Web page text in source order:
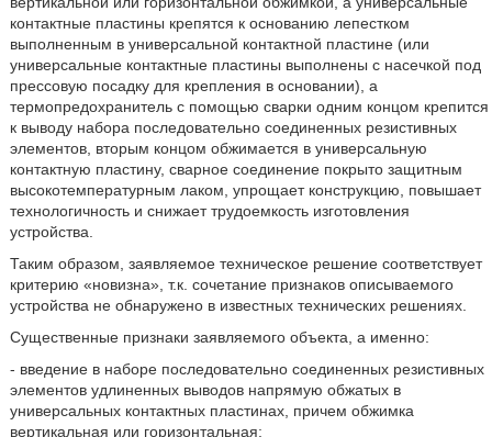
контактные пластины крепятся к основанию лепестком
выполненным в универсальной контактной пластине (или
универсальные контактные пластины выполнены с насечкой под
прессовую посадку для крепления в основании), а
термопредохранитель с помощью сварки одним концом крепится
к выводу набора последовательно соединенных резистивных
элементов, вторым концом обжимается в универсальную
контактную пластину, сварное соединение покрыто защитным
высокотемпературным лаком, упрощает конструкцию, повышает
технологичность и снижает трудоемкость изготовления
устройства.
Таким образом, заявляемое техническое решение соответствует
критерию «новизна», т.к. сочетание признаков описываемого
устройства не обнаружено в известных технических решениях.
Существенные признаки заявляемого объекта, а именно:
- введение в наборе последовательно соединенных резистивных
элементов удлиненных выводов напрямую обжатых в
универсальных контактных пластинах, причем обжимка
вертикальная или горизонтальная;